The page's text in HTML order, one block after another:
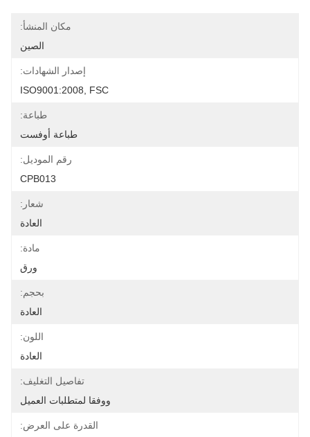
مكان المنشأ:
الصين
إصدار الشهادات:
ISO9001:2008, FSC
طباعة:
طباعة أوفست
رقم الموديل:
CPB013
شعار:
العادة
مادة:
ورق
بحجم:
العادة
اللون:
العادة
تفاصيل التغليف:
ووفقا لمتطلبات العميل
القدرة على العرض: